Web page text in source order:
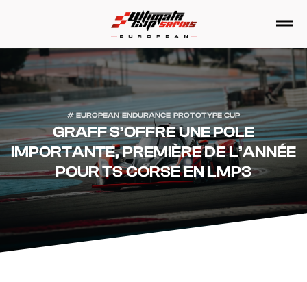
EUROPEAN ENDURANCE PROTOTYPE CUP
GRAFF S’OFFRE UNE POLE
IMPORTANTE, PREMIÈRE DE L’ANNÉE
POUR TS CORSE EN LMP3